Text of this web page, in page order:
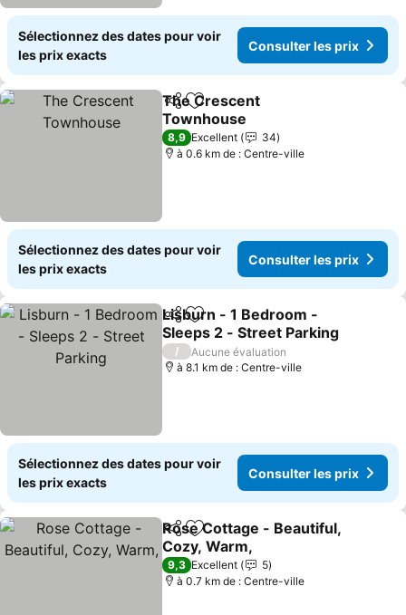
Sélectionnez des dates pour voir
les prix exacts
Consulter les prix
PartagerAjouter à mes favoris
The Crescent
Townhouse
Consulter les prix
8,9 Excellent
34
à 0.6 km de : Centre-ville
Sélectionnez des dates pour voir
les prix exacts
Consulter les prix
PartagerAjouter à mes favoris
Lisburn - 1 Bedroom -
Sleeps 2 - Street Parking
Consulter les prix
/
Aucune évaluation
à 8.1 km de : Centre-ville
Sélectionnez des dates pour voir
les prix exacts
Consulter les prix
PartagerAjouter à mes favoris
Rose Cottage - Beautiful,
Cozy, Warm,
Consulter les prix
9,3 Excellent
5
à 0.7 km de : Centre-ville